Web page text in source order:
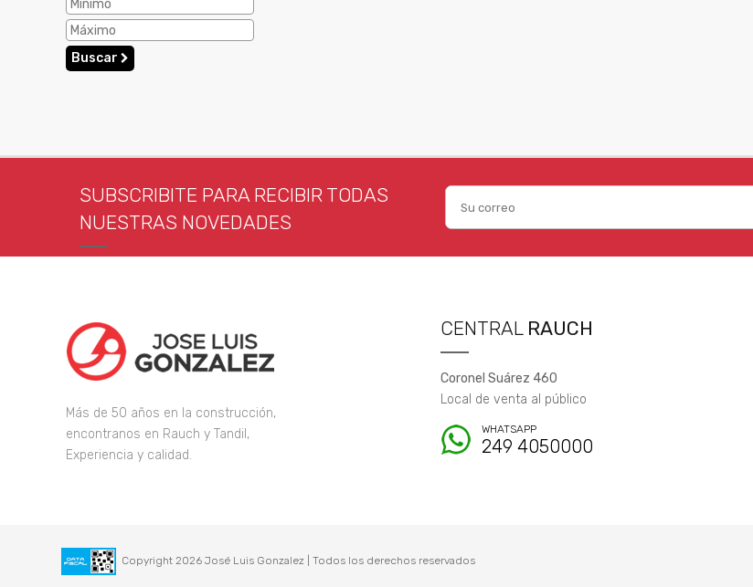
Buscar
SUBSCRIBITE PARA RECIBIR TODAS
NUESTRAS NOVEDADES
Más de 50 años en la construcción,
encontranos en Rauch y Tandil,
Experiencia y calidad.
CENTRAL RAUCH
Coronel Suárez 460
Local de venta al público
WHATSAPP
249 4050000
Copyright 2026 José Luis Gonzalez | Todos los derechos reservados